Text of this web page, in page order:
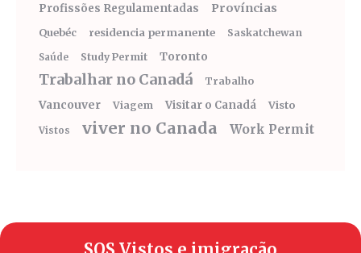
Profissões Regulamentadas Províncias
Quebéc residencia permanente Saskatchewan
Saúde Study Permit Toronto
Trabalhar no Canadá Trabalho
Vancouver Viagem Visitar o Canadá Visto
Vistos viver no Canada Work Permit